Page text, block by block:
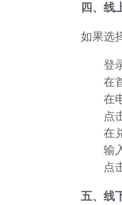
四、线
如果选
登
在
在
点
在
输
点
五、线